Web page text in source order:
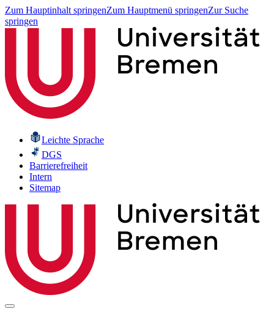
Zum Hauptinhalt springenZum Hauptmenü springenZur Suche
springen
Leichte Sprache
DGS
Barrierefreiheit
Intern
Sitemap